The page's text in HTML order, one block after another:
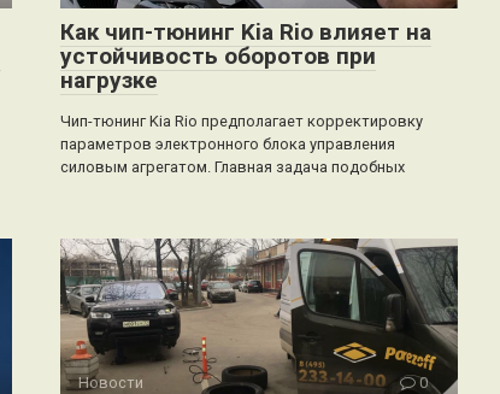
Как чип-тюнинг Kia Rio влияет на
устойчивость оборотов при
нагрузке
Чип-тюнинг Kia Rio предполагает корректировку
параметров электронного блока управления
силовым агрегатом. Главная задача подобных
Новости 0